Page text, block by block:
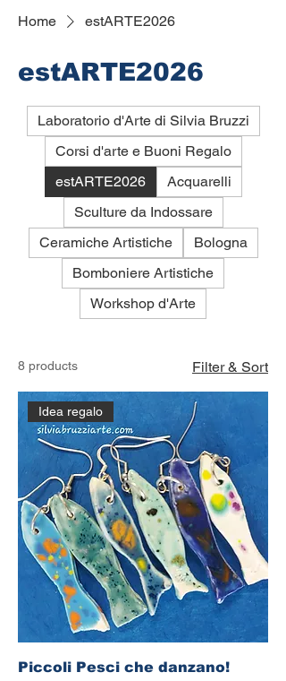
Home estARTE2026
estARTE2026
Laboratorio d'Arte di Silvia Bruzzi
Corsi d'arte e Buoni Regalo
estARTE2026
Acquarelli
Sculture da Indossare
Ceramiche Artistiche
Bologna
Bomboniere Artistiche
Workshop d'Arte
8 products Filter & Sort
Idea regalo
Piccoli Pesci che danzano!